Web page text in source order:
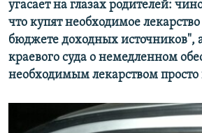
угасает на глазах родителей:
что купят необходимое
бюджете доходных источников",
краевого суда о немедленном
необходимым лекарством просто